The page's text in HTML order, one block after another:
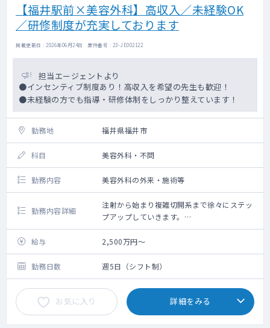
【福井駅前×美容外科】高収入／未経験OK
／研修制度が充実しております
掲載更新日 : 2026年06月24日 案件番号 : 23-JE002122
担当エージェントより
●インセンティブ制度あり！高収入を希望の先生も歓迎！
●未経験の方でも指導・研修体制をしっかり整えています！
勤務地 福井県福井市
科目 美容外科・不問
勤務内容 美容外科の外来・施術等
勤務内容詳細
注射から始まり複雑切開系まで徐々にステッ
プアップしていきます。
骨を削るような大掛かりなオペまでは実施し
ていません。
現状では下肢静脈瘤治療はほとんど行ってお
りません。
給与 2,500万円～
勤務日数 週5日（シフト制）
お気に入り 詳細をみる